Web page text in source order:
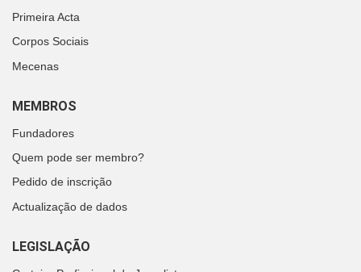
Primeira Acta
Corpos Sociais
Mecenas
MEMBROS
Fundadores
Quem pode ser membro?
Pedido de inscrição
Actualização de dados
LEGISLAÇÃO